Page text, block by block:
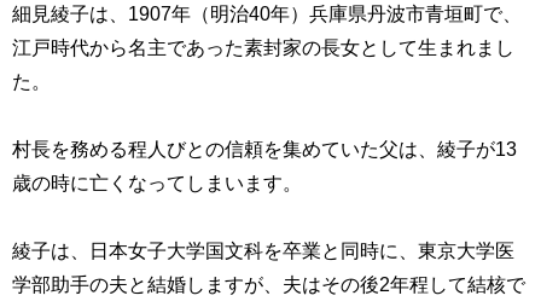
細見綾子は、 1907年（明治40年）兵庫県丹波市青垣町で、
江戸時代から名主であった素封家の長女として生まれまし
た。
村長を務める程人びとの信頼を集めていた父は、綾子が13
歳の時に亡くなってしまいます。
綾子は、日本女子大学国文科を卒業と同時に、東京大学医
学部助手の夫と結婚しますが、夫はその後2年程して結核で